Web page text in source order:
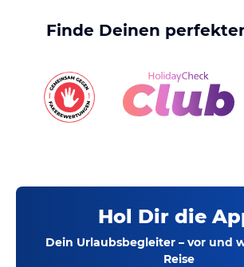
Finde Deinen
Hol Dir die
Dein Urlaubsbegleiter – vor und
Reise